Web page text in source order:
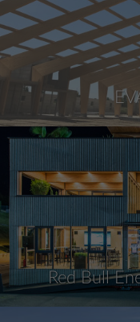
Red Bull